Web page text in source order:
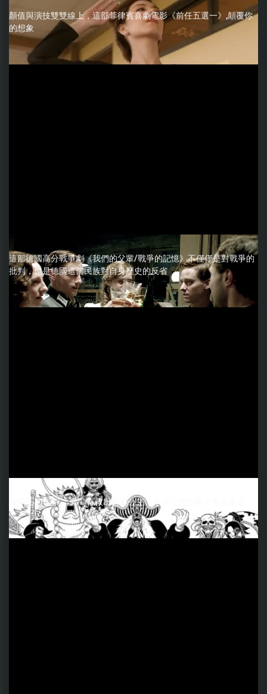
顏值與演技雙雙線上，這部菲律賓喜劇電影《前任五選一》,顛覆你
的想象
這部德國高分戰爭劇《我們的父輩/戰爭的記憶》不僅僅是對戰爭的
批判，也是德國這個民族對自身歷史的反省
海賊王1187話：弗蘭奇救出舒莉公主，十字公會招募女帝漢庫克